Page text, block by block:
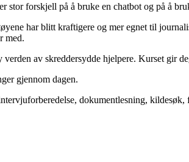
stor forskjell på å bruke en chatbot og på å
har blitt kraftigere og mer egnet til
med.
av skreddersydde hjelpere. Kurset gir
gjennom dagen.
dokumentlesning,